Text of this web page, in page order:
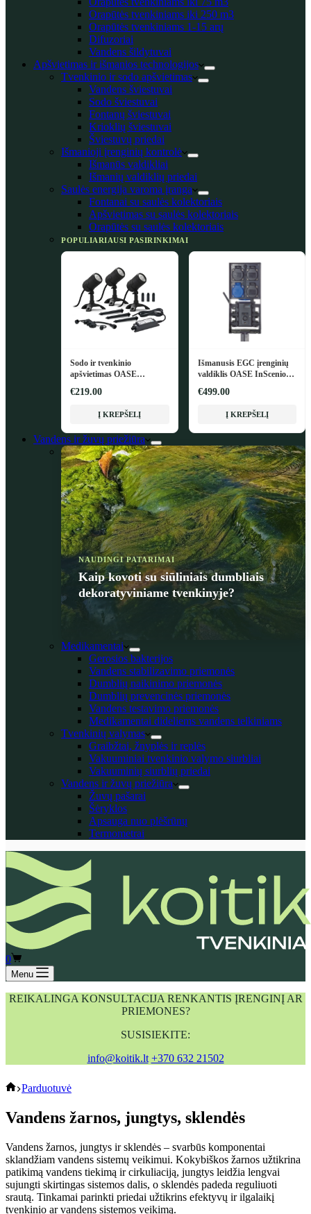
Orapūtės tvenkiniams iki 250 m3
Orapūtės tvenkiniams 1-15 arų
Difuzoriai
Vandens šildytuvai
Apšvietimas ir išmanios technologijos
Tvenkinio ir sodo apšvietimas
Vandens šviestuvai
Sodo šviestuvai
Fontanų šviestuvai
Krioklių šviestuvai
Šviestuvų priedai
Išmanioji įrenginių kontrolė
Išmanūs valdikliai
Išmanių valdiklių priedai
Saulės energija varoma įranga
Fontanai su saulės kolektoriais
Apšvietimas su saulės kolektoriais
Orapūtės su saulės kolektoriais
POPULIARIAUSI PASIRINKIMAI
Sodo ir tvenkinio
apšvietimas OASE
€219.00
Į KREPŠELĮ
Išmanusis EGC įrenginių
valdiklis OASE InScenio
€499.00
Į KREPŠELĮ
Vandens ir žuvų priežiūra
NAUDINGI PATARIMAI
Kaip kovoti su siūliniais dumbliais
dekoratyviniame tvenkinyje?
Medikamentai
Gerosios bakterijos
Vandens stabilizavimo priemonės
Dumblių naikinimo priemonės
Dumblių prevencinės priemonės
Vandens testavimo priemonės
Medikamentai dideliems vandens telkiniams
Tvenkinių valymas
Graibžtai, žnyplės ir replės
Vakuuminiai tvenkinio valymo siurbliai
Vakuuminių siurblių priedai
Vandens ir žuvų priežiūra
Žuvų pašarai
Šėryklos
Apsauga nuo plėšrūnų
Termometrai
Shopping
cart
0
Menu
REIKALINGA KONSULTACIJA RENKANTIS ĮRENGINĮ AR
PRIEMONES?
SUSISIEKITE:
info@koitik.lt +370 632 21502
koitik
Parduotuvė
Vandens žarnos, jungtys, sklendės
Vandens žarnos, jungtys ir sklendės – svarbūs komponentai
sklandžiam vandens sistemų veikimui. Kokybiškos žarnos užtikrina
patikimą vandens tiekimą ir cirkuliaciją, jungtys leidžia lengvai
sujungti skirtingas sistemos dalis, o sklendės padeda reguliuoti
srautą. Tinkamai parinkti priedai užtikrins efektyvų ir ilgalaikį
tvenkinio ar vandens sistemos veikimą.